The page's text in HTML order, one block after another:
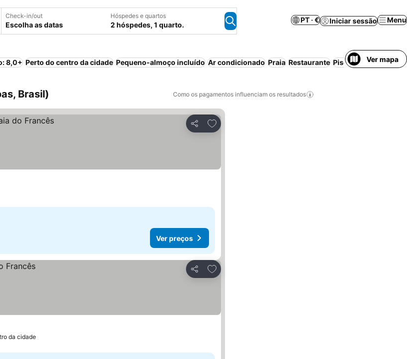
Check-in/out
Escolha as datas
Hóspedes e quartos
2 hóspedes, 1 quarto.
PT · € Iniciar sessão Menu
8,0+ Perto do centro da cidade Pequeno-almoço incluído Ar condicionado Praia Restaurante Piscina Wi-fi
Ver mapa
Brasil) Como os pagamentos influenciam os resultados
Partilhar
Adicionar aos favoritos
Ver preços
Partilhar
Adicionar aos favoritos
da cidade